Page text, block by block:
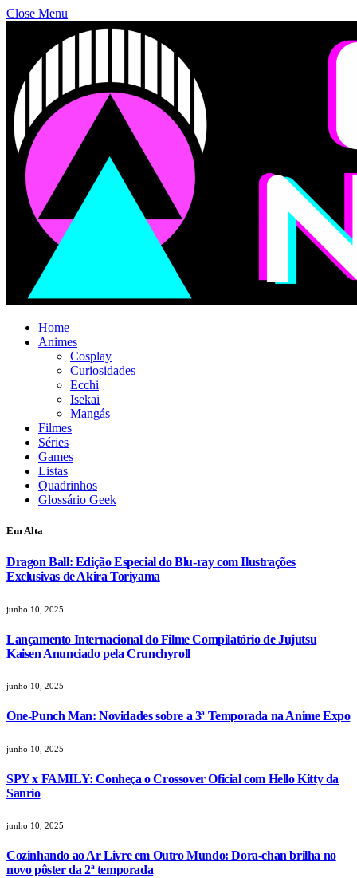
Close Menu
Home
Animes
Cosplay
Curiosidades
Ecchi
Isekai
Mangás
Filmes
Séries
Games
Listas
Quadrinhos
Glossário Geek
Em Alta
Dragon Ball: Edição Especial do Blu-ray com Ilustrações
Exclusivas de Akira Toriyama
junho 10, 2025
Lançamento Internacional do Filme Compilatório de Jujutsu
Kaisen Anunciado pela Crunchyroll
junho 10, 2025
One-Punch Man: Novidades sobre a 3ª Temporada na Anime Expo
junho 10, 2025
SPY x FAMILY: Conheça o Crossover Oficial com Hello Kitty da
Sanrio
junho 10, 2025
Cozinhando ao Ar Livre em Outro Mundo: Dora-chan brilha no
novo pôster da 2ª temporada